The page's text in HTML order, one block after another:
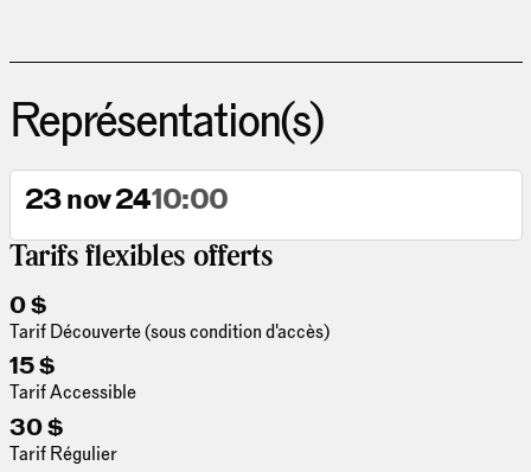
Représentation(s)
Tarifs flexibles offerts
Tarif Découverte (sous condition d'accès)
0 $
Tarif Accessible
15 $
Tarif Régulier
30 $
23 nov 2410:00